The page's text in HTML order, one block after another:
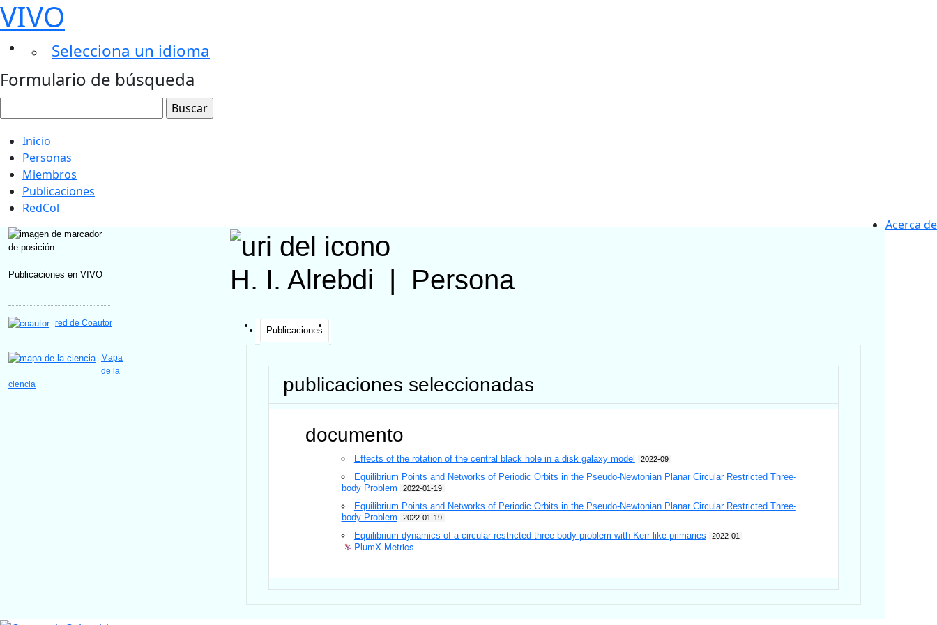
VIVO
Selecciona un idioma
Formulario de búsqueda
Inicio
Personas
Miembros
Publicaciones
RedCol
Acerca de
Publicaciones en VIVO
red de Coautor
Mapa
de la
ciencia
H. I. Alrebdi Persona
Publicaciones
publicaciones seleccionadas
documento
Effects of the rotation of the central black hole in a disk galaxy model 2022-09
Equilibrium Points and Networks of Periodic Orbits in the Pseudo-Newtonian Planar Circular Restricted Three-
body Problem
2022-01-19
Equilibrium Points and Networks of Periodic Orbits in the Pseudo-Newtonian Planar Circular Restricted Three-
body Problem
2022-01-19
Equilibrium dynamics of a circular restricted three-body problem with Kerr-like primaries 2022-01
PlumX Metrics